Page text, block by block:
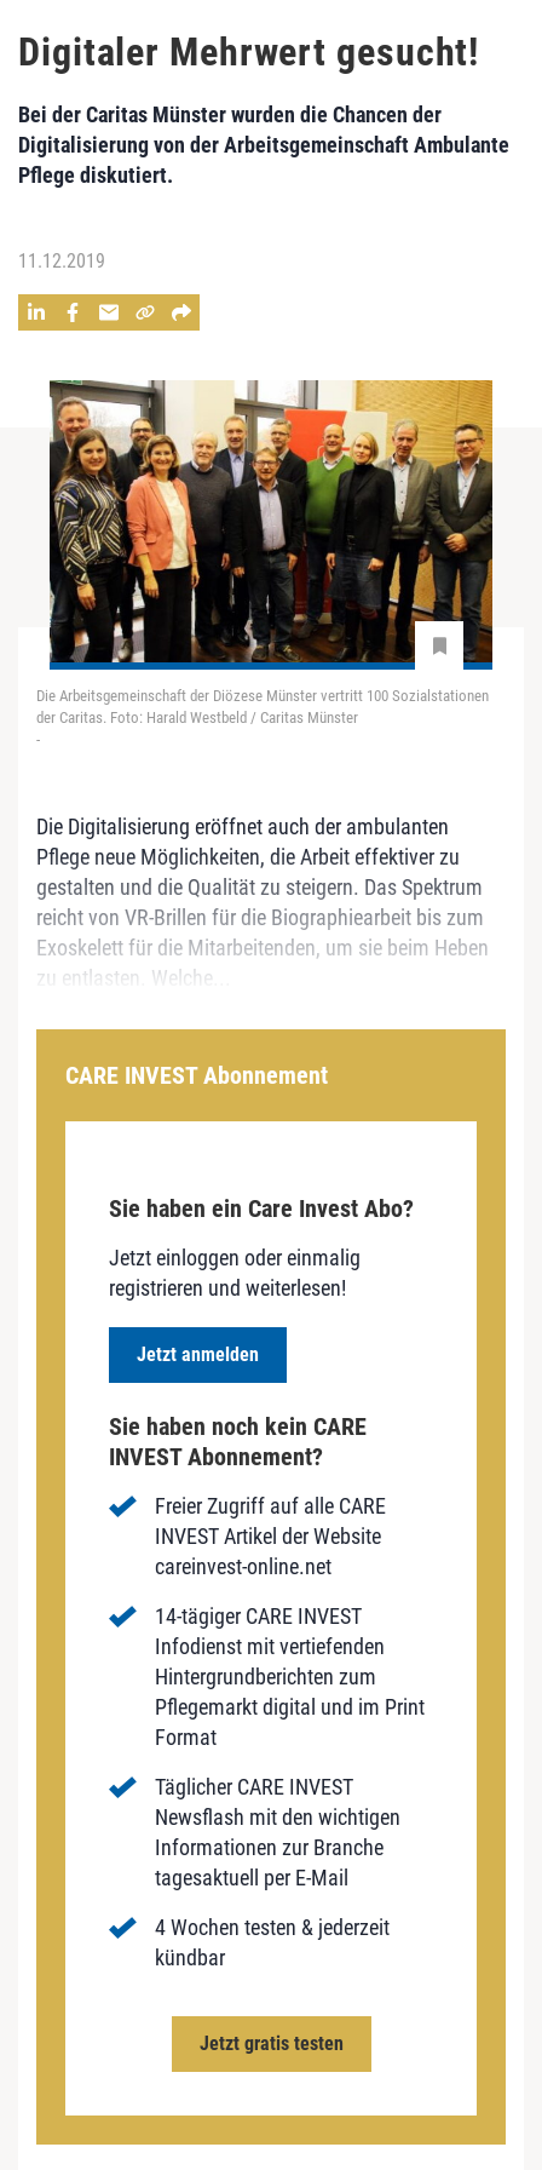
Digitaler Mehrwert gesucht!
Bei der Caritas Münster wurden die Chancen der
Digitalisierung von der Arbeitsgemeinschaft Ambulante
Pflege diskutiert.
11.12.2019
Die Arbeitsgemeinschaft der Diözese Münster vertritt 100 Sozialstationen
der Caritas. Foto: Harald Westbeld / Caritas Münster
-
Die Digitalisierung eröffnet auch der ambulanten
Pflege neue Möglichkeiten, die Arbeit effektiver zu
gestalten und die Qualität zu steigern. Das Spektrum
reicht von VR-Brillen für die Biographiearbeit bis zum
Exoskelett für die Mitarbeitenden, um sie beim Heben
zu entlasten. Welche...
CARE INVEST Abonnement
Sie haben ein Care Invest Abo?
Jetzt einloggen oder einmalig
registrieren und weiterlesen!
Jetzt anmelden
Sie haben noch kein CARE
INVEST Abonnement?
Freier Zugriff auf alle CARE
INVEST Artikel der Website
careinvest-online.net
14-tägiger CARE INVEST
Infodienst mit vertiefenden
Hintergrundberichten zum
Pflegemarkt digital und im Print
Format
Täglicher CARE INVEST
Newsflash mit den wichtigen
Informationen zur Branche
tagesaktuell per E-Mail
4 Wochen testen & jederzeit
kündbar
Jetzt gratis testen